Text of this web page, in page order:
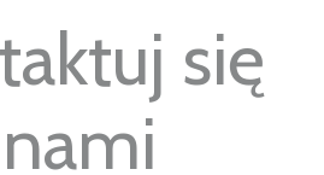
się